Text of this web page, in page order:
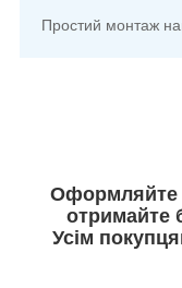
Простий монтаж
Оформляйте
отримайте
Усім